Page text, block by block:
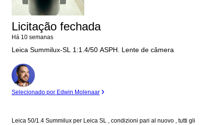
Licitação fechada
Há 10 semanas
Leica Summilux-SL 1:1.4/50 ASPH. Lente de câmera
Especialista
Selecionado por Edwin Molenaar
Leica 50/1.4 Summilux per Leica SL , condizioni pari al nuovo , tutti gli